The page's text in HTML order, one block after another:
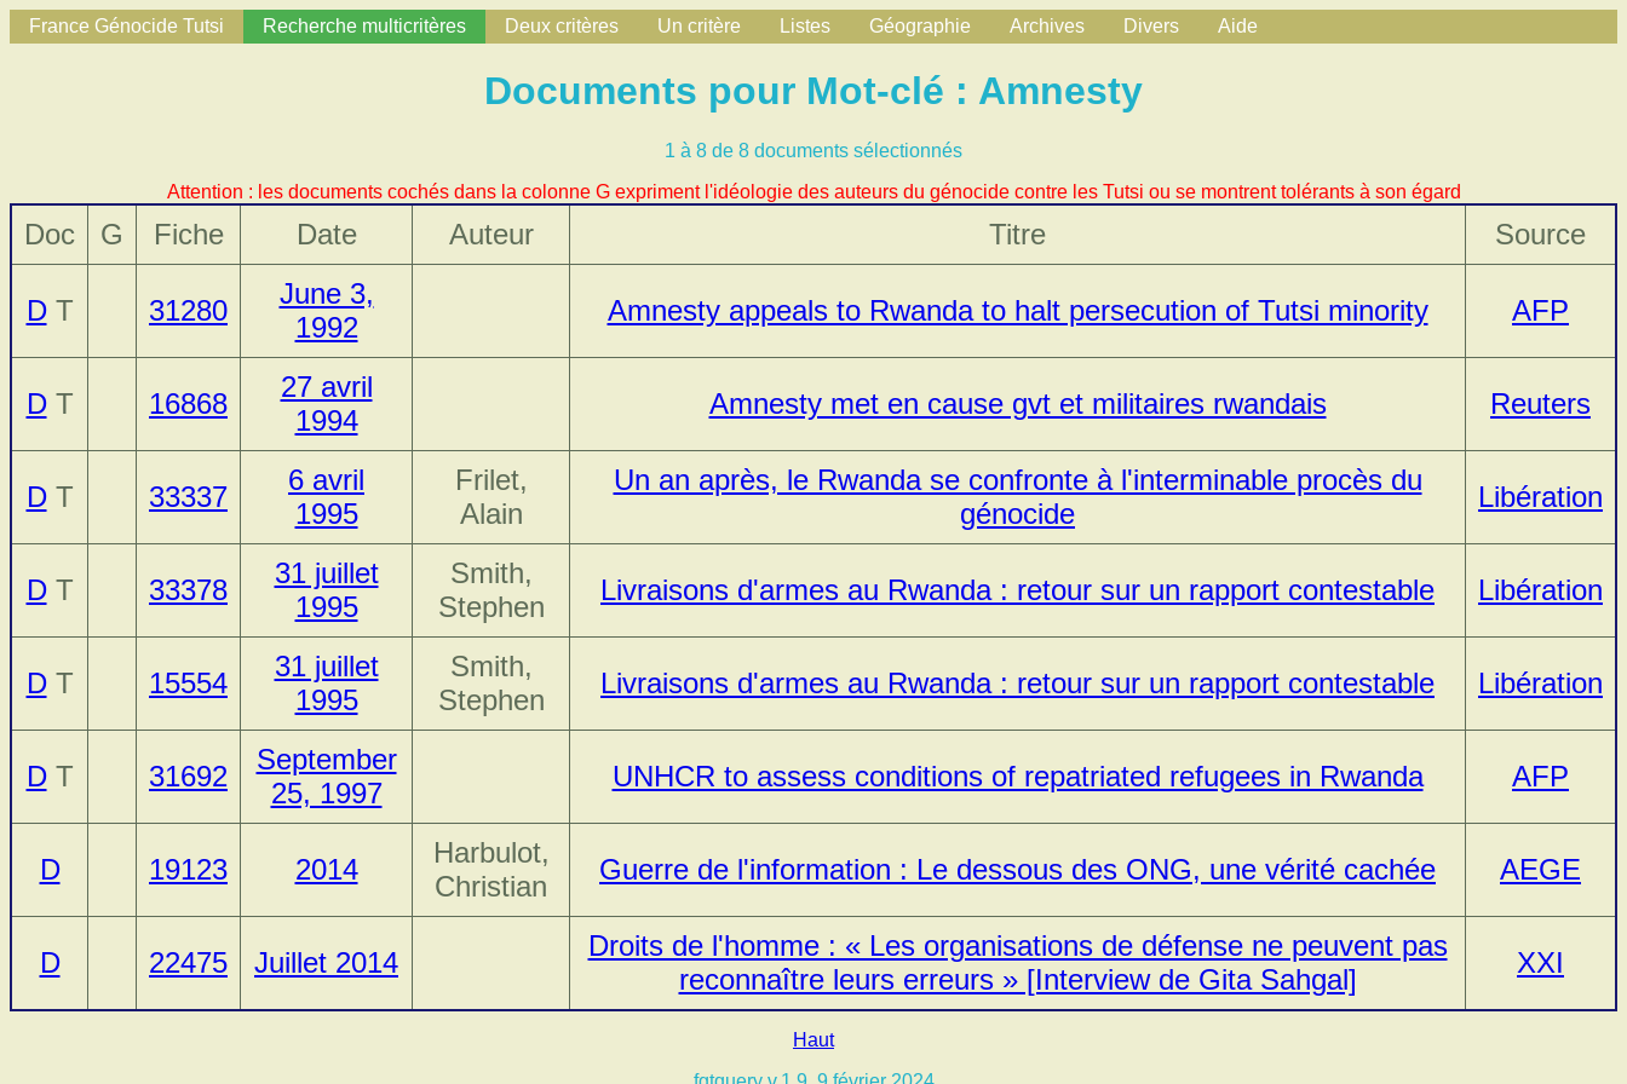
France Génocide Tutsi Recherche multicritères Deux critères Un critère Listes Géographie Archives Divers Aide
Documents pour Mot-clé : Amnesty
1 à 8 de 8 documents sélectionnés
Attention : les documents cochés dans la colonne G expriment l'idéologie des auteurs du génocide contre les Tutsi ou se montrent tolérants à son égard
Doc G Fiche Date Auteur Titre Source
DT 31280
June 3,
1992
Amnesty appeals to Rwanda to halt persecution of Tutsi minority AFP
DT 16868
27 avril
1994
Amnesty met en cause gvt et militaires rwandais Reuters
DT 33337
6 avril
1995
Frilet,
Alain
Un an après, le Rwanda se confronte à l'interminable procès du
génocide
Libération
DT 33378
31 juillet
1995
Smith,
Stephen
Livraisons d'armes au Rwanda : retour sur un rapport contestable Libération
DT 15554
31 juillet
1995
Smith,
Stephen
Livraisons d'armes au Rwanda : retour sur un rapport contestable Libération
DT 31692
September
25, 1997
UNHCR to assess conditions of repatriated refugees in Rwanda AFP
D 19123 2014
Harbulot,
Christian
Guerre de l'information : Le dessous des ONG, une vérité cachée AEGE
D 22475 Juillet 2014
Droits de l'homme : « Les organisations de défense ne peuvent pas
reconnaître leurs erreurs » [Interview de Gita Sahgal]
XXI
Haut